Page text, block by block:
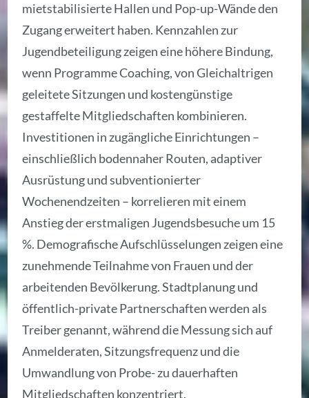
mietstabilisierte Hallen und Pop-up-Wände den
Zugang erweitert haben. Kennzahlen zur
Jugendbeteiligung zeigen eine höhere Bindung,
wenn Programme Coaching, von Gleichaltrigen
geleitete Sitzungen und kostengünstige
gestaffelte Mitgliedschaften kombinieren.
Investitionen in zugängliche Einrichtungen –
einschließlich bodennaher Routen, adaptiver
Ausrüstung und subventionierter
Wochenendzeiten – korrelieren mit einem
Anstieg der erstmaligen Jugendsbesuche um 15
%. Demografische Aufschlüsselungen zeigen eine
zunehmende Teilnahme von Frauen und der
arbeitenden Bevölkerung. Stadtplanung und
öffentlich-private Partnerschaften werden als
Treiber genannt, während die Messung sich auf
Anmelderaten, Sitzungsfrequenz und die
Umwandlung von Probe- zu dauerhaften
Mitgliedschaften konzentriert.